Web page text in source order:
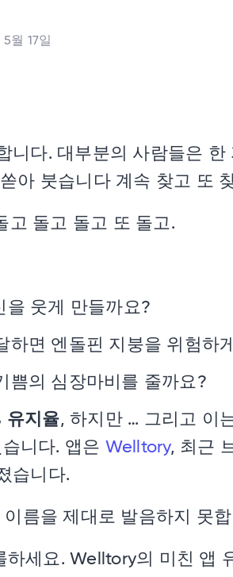
월 17일
니다. 대부분의 사람들은
아 붓습니다 계속 찾고 또
고 돌고 돌고 또 돌고.
을 웃게 만들까요?
하면 엔돌핀 지붕을 위험하
쁨의 심장마비를 줄까요?
유지율, 하지만 … 그리고 이
니다. 앱은 Welltory, 최근
습니다.
름을 제대로 발음하지 못
하세요. Welltory의 미친 앱